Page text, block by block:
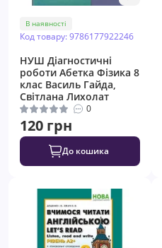
В наявності
Код товару: 9786177922246
НУШ Діагностичні
роботи Абетка Фізика 8
клас Василь Гайда,
Світлана Лихолат
0
120 грн
До кошика